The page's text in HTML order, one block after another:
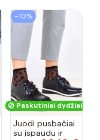
−10%
Paskutiniai dydžiai!
Juodi pusbačiai
su įspaudu ir